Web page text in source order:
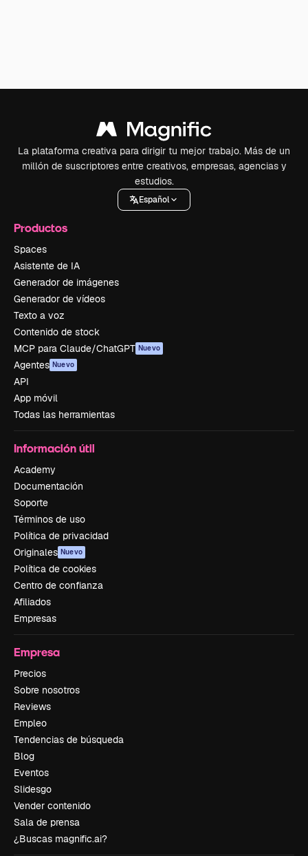
La plataforma creativa para dirigir tu mejor trabajo. Más de un
millón de suscriptores entre creativos, empresas, agencias y
estudios.
Español
Productos
Spaces
Asistente de IA
Generador de imágenes
Generador de vídeos
Texto a voz
Contenido de stock
MCP para Claude/ChatGPT Nuevo
Agentes Nuevo
API
App móvil
Todas las herramientas
Información útil
Academy
Documentación
Soporte
Términos de uso
Política de privacidad
Originales Nuevo
Política de cookies
Centro de confianza
Afiliados
Empresas
Empresa
Precios
Sobre nosotros
Reviews
Empleo
Tendencias de búsqueda
Blog
Eventos
Slidesgo
Vender contenido
Sala de prensa
¿Buscas magnific.ai?